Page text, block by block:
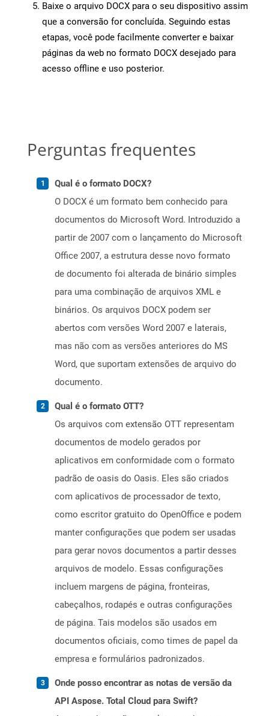
Baixe o arquivo DOCX para o seu dispositivo assim
que a conversão for concluída. Seguindo estas
etapas, você pode facilmente converter e baixar
páginas da web no formato DOCX desejado para
acesso offline e uso posterior.
Perguntas frequentes
Qual é o formato DOCX?
O DOCX é um formato bem conhecido para
documentos do Microsoft Word. Introduzido a
partir de 2007 com o lançamento do Microsoft
Office 2007, a estrutura desse novo formato
de documento foi alterada de binário simples
para uma combinação de arquivos XML e
binários. Os arquivos DOCX podem ser
abertos com versões Word 2007 e laterais,
mas não com as versões anteriores do MS
Word, que suportam extensões de arquivo do
documento.
Qual é o formato OTT?
Os arquivos com extensão OTT representam
documentos de modelo gerados por
aplicativos em conformidade com o formato
padrão de oasis do Oasis. Eles são criados
com aplicativos de processador de texto,
como escritor gratuito do OpenOffice e podem
manter configurações que podem ser usadas
para gerar novos documentos a partir desses
arquivos de modelo. Essas configurações
incluem margens de página, fronteiras,
cabeçalhos, rodapés e outras configurações
de página. Tais modelos são usados ​​em
documentos oficiais, como times de papel da
empresa e formulários padronizados.
Onde posso encontrar as notas de versão da
API Aspose. Total Cloud para Swift?